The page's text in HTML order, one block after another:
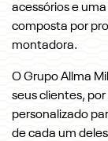
acessórios e
composta por
montadora.
O Grupo Allma
seus clientes,
personalizado
de cada um